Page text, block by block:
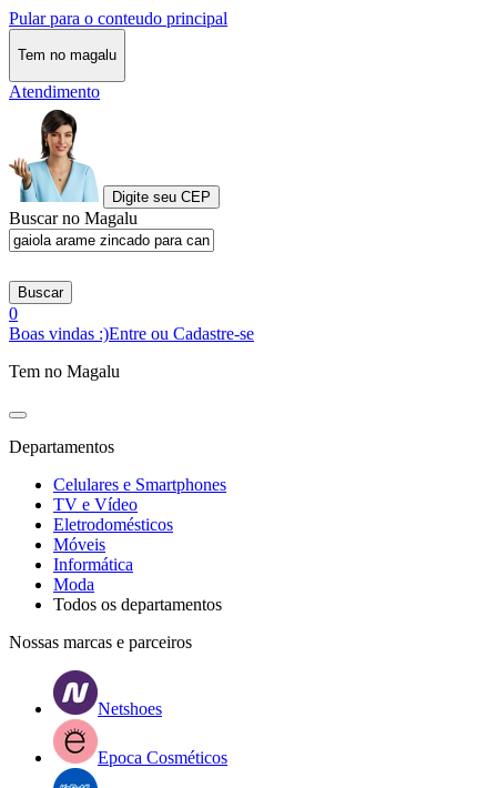
Pular para o conteudo principal
Tem no magalu
Atendimento
Digite seu CEP
Buscar no Magalu
Buscar
0
Boas vindas :)Entre ou Cadastre-se
Tem no Magalu
Departamentos
Celulares e Smartphones
TV e Vídeo
Eletrodomésticos
Móveis
Informática
Moda
Todos os departamentos
Nossas marcas e parceiros
Netshoes
Epoca Cosméticos